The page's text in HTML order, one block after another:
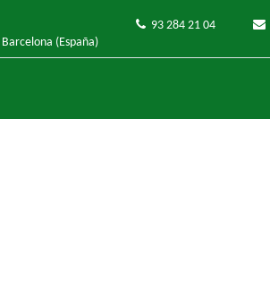
Barcelona (España)
93 284 21 04